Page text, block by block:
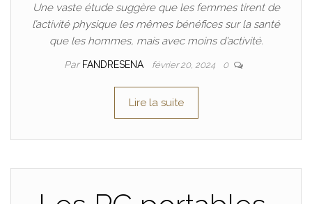
Une vaste étude suggère que les femmes tirent de
l’activité physique les mêmes bénéfices sur la santé
que les hommes, mais avec moins d’activité.
Par FANDRESENA février 20, 2024 0
Lire la suite